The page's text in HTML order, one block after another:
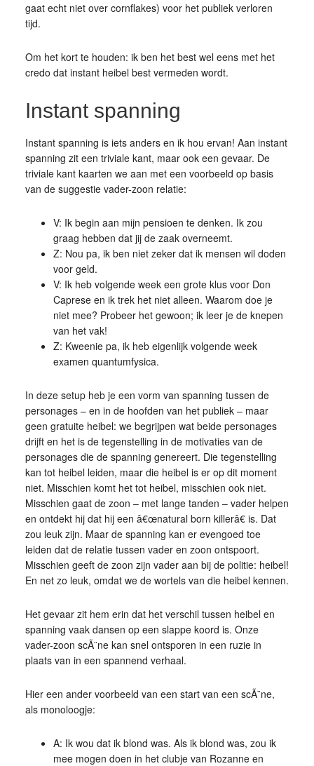
gaat echt niet over cornflakes) voor het publiek verloren
tijd.
Om het kort te houden: ik ben het best wel eens met het
credo dat instant heibel best vermeden wordt.
Instant spanning
Instant spanning is iets anders en ik hou ervan! Aan instant
spanning zit een triviale kant, maar ook een gevaar. De
triviale kant kaarten we aan met een voorbeeld op basis
van de suggestie vader-zoon relatie:
V: Ik begin aan mijn pensioen te denken. Ik zou
graag hebben dat jij de zaak overneemt.
Z: Nou pa, ik ben niet zeker dat ik mensen wil doden
voor geld.
V: Ik heb volgende week een grote klus voor Don
Caprese en ik trek het niet alleen. Waarom doe je
niet mee? Probeer het gewoon; ik leer je de knepen
van het vak!
Z: Kweenie pa, ik heb eigenlijk volgende week
examen quantumfysica.
In deze setup heb je een vorm van spanning tussen de
personages – en in de hoofden van het publiek – maar
geen gratuite heibel: we begrijpen wat beide personages
drijft en het is de tegenstelling in de motivaties van de
personages die de spanning genereert. Die tegenstelling
kan tot heibel leiden, maar die heibel is er op dit moment
niet. Misschien komt het tot heibel, misschien ook niet.
Misschien gaat de zoon – met lange tanden – vader helpen
en ontdekt hij dat hij een â€œnatural born killerâ€ is. Dat
zou leuk zijn. Maar de spanning kan er evengoed toe
leiden dat de relatie tussen vader en zoon ontspoort.
Misschien geeft de zoon zijn vader aan bij de politie: heibel!
En net zo leuk, omdat we de wortels van die heibel kennen.
Het gevaar zit hem erin dat het verschil tussen heibel en
spanning vaak dansen op een slappe koord is. Onze
vader-zoon scÃ¨ne kan snel ontsporen in een ruzie in
plaats van in een spannend verhaal.
Hier een ander voorbeeld van een start van een scÃ¨ne,
als monoloogje:
A: Ik wou dat ik blond was. Als ik blond was, zou ik
mee mogen doen in het clubje van Rozanne en